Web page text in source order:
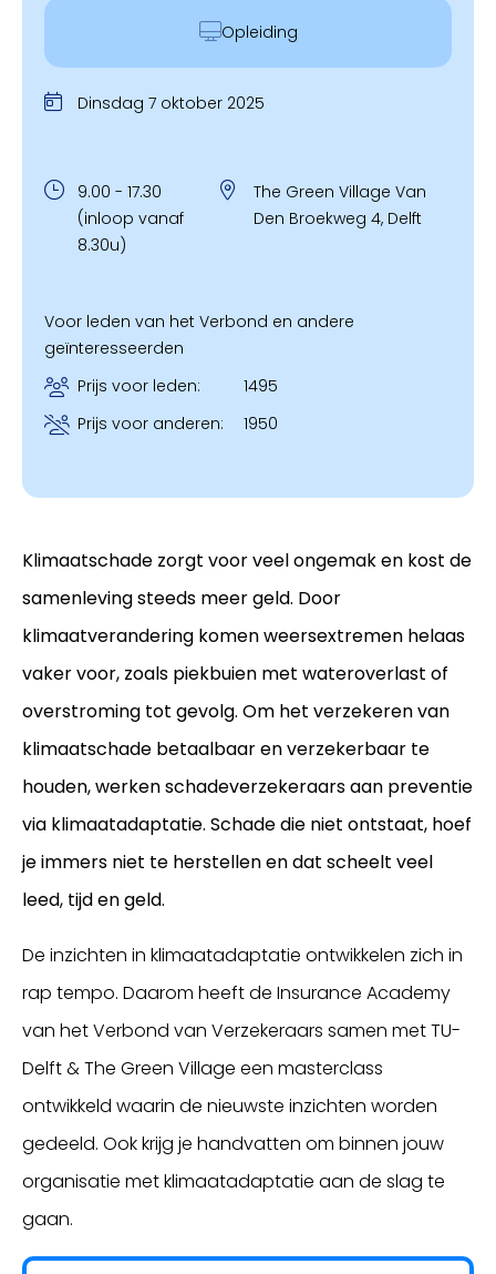
Dinsdag 7 oktober 2025
9.00 - 17.30
(inloop vanaf
8.30u)
The Green Village Van
Den Broekweg 4, Delft
Voor leden van het Verbond en andere
geïnteresseerden
Prijs voor leden:
1495
Prijs voor anderen:
1950
Opleiding
Klimaatschade zorgt voor veel ongemak en kost de
samenleving steeds meer geld. Door
klimaatverandering komen weersextremen helaas
vaker voor, zoals piekbuien met wateroverlast of
overstroming tot gevolg. Om het verzekeren van
klimaatschade betaalbaar en verzekerbaar te
houden, werken schadeverzekeraars aan preventie
via klimaatadaptatie. Schade die niet ontstaat, hoef
je immers niet te herstellen en dat scheelt veel
leed, tijd en geld.
De inzichten in klimaatadaptatie ontwikkelen zich in
rap tempo. Daarom heeft de Insurance Academy
van het Verbond van Verzekeraars samen met TU-
Delft & The Green Village een masterclass
ontwikkeld waarin de nieuwste inzichten worden
gedeeld. Ook krijg je handvatten om binnen jouw
organisatie met klimaatadaptatie aan de slag te
gaan.